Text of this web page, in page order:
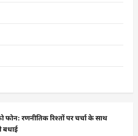
फोन: रणनीतिक रिश्तों पर चर्चा के साथ
बधाई